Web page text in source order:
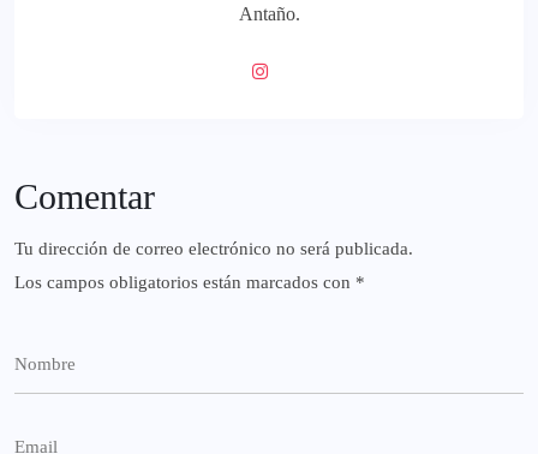
Antaño.
Comentar
Tu dirección de correo electrónico no será publicada.
Los campos obligatorios están marcados con *